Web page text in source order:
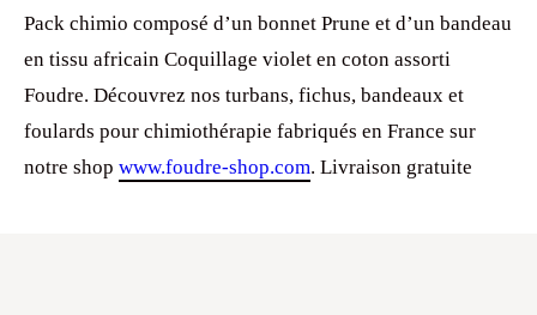
Pack chimio composé d’un bonnet Prune et d’un bandeau
en tissu africain Coquillage violet en coton assorti
Foudre. Découvrez nos turbans, fichus, bandeaux et
foulards pour chimiothérapie fabriqués en France sur
notre shop www.foudre-shop.com. Livraison gratuite